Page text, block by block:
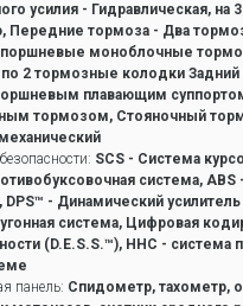
усилия - Гидравлическая, на
Передние тормоза - Два
моноблочные
по 2 тормозные колодки
плавающим
тормозом, Стояночный
SCS - Система
система,
DPS™ - Динамический усилитель
система, Цифровая
(D.E.S.S.™), HHC - cистема
панель: Спидометр, тахометр,